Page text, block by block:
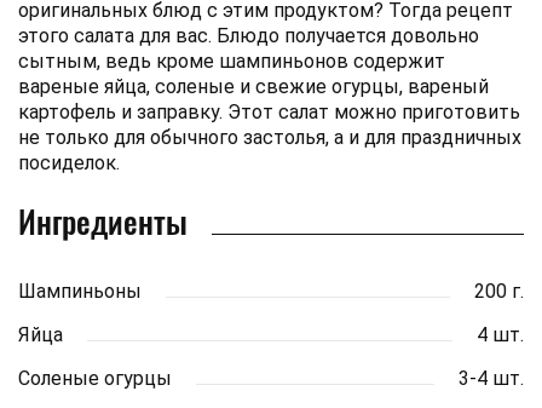
оригинальных блюд с этим продуктом? Тогда рецепт
этого салата для вас. Блюдо получается довольно
сытным, ведь кроме шампиньонов содержит
вареные яйца, соленые и свежие огурцы, вареный
картофель и заправку. Этот салат можно приготовить
не только для обычного застолья, а и для праздничных
посиделок.
Ингредиенты
Шампиньоны
200 г.
Яйца
4 шт.
Соленые огурцы
3-4 шт.